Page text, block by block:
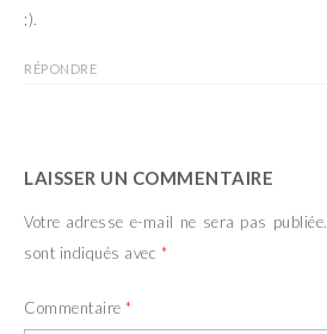
;).
RÉPONDRE
LAISSER UN COMMENTAIRE
Votre adresse e-mail ne sera pas publiée.
sont indiqués avec *
Commentaire *